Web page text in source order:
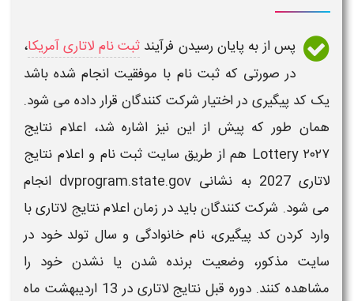
پس از به پایان رسیدن فرآیند ثبت نام لاتاری آمریکا،
در صورتی کهثبت نام با موفقیت انجام شده باشد
یک کد پیگیری در اختیار شرکت کنندگان قرار داده می شود.
همان طور که پیش از این نیز اشاره شد،اعلام نتایج
Lottery ۲۰۲۷ هم از طریق سایت ثبت نام و اعلام نتایج
لاتاری 2027
به نشانی dvprogram.state.gov انجام
می شود. شرکت کنندگان باید در زماناعلام نتایج لاتاریبا
وارد کردن کد پیگیری، نام خانوادگی و سال تولد خود در
سایت مذکور، وضعیت برنده شدن یا نشدن خود را
مشاهده کنند. دوره قبل نتایج لاتاری در 13 اردیبهشت ماه